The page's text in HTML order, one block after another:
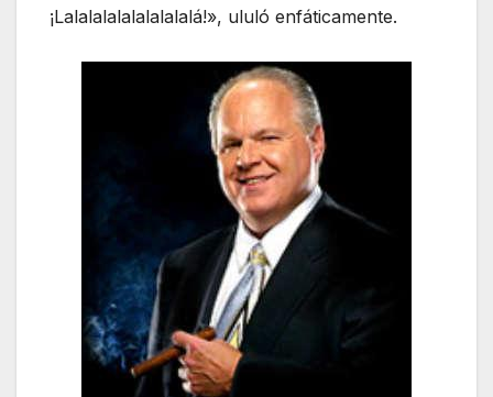
¡Lalalalalalalalalalá!», ululó enfáticamente.